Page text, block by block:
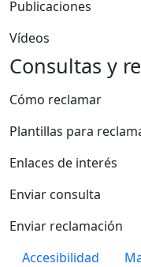
Publicaciones
Vídeos
Consultas y
Cómo reclamar
Plantillas para
Enlaces de interés
Enviar consulta
Enviar reclamación
Pie de página
Accesibilidad